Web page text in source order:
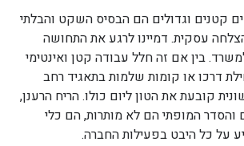
קטנים וגדולים הם הבסיס השקט והבלתי
עסקית. דמיינו לרגע את התחושה
בין אם זה חלל עבודה קטן ואינטימי
דרכו או קומות שלמות בתאגיד רחב
קובעת את הטון ליום כולו. הריח הרענן,
המופתי הם לא מותרות, הם כלי
על כל היבט בפעילות החברה.